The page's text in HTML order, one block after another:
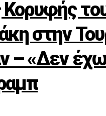
Κορυφής
στην
– «Δεν